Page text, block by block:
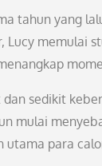
tahun yang
Lucy memulai
sedikit
mulai
utama para